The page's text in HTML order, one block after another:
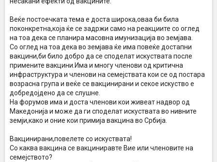
Веќе постоечката тема е доста широка,оваа би била
поконкретна,која ќе се задржи само на реакциите со оглед
на тоа дека се планира масовна имунизација во земјава.
Со оглед на тоа дека во земјава ќе има повеќе достапни
вакцини,би било добро да се споделат искуствата после
примените вакцини.Има и многу членови од критична
инфраструктура и членови на семејствата кои се од постара
возрасна група и веќе се вакцинирани и секое искуство е
добредојдено да се слушне.
На форумов има и доста членови кои живеат надвор од
Македонија и може да ги споделат искуствата во нивните
земји,како и оние кои примија вакцина во Србија.
Вакцинирани,повелете со искуствата!
Со каква вакцина се вакциниравте Вие или членовите на
семејството?